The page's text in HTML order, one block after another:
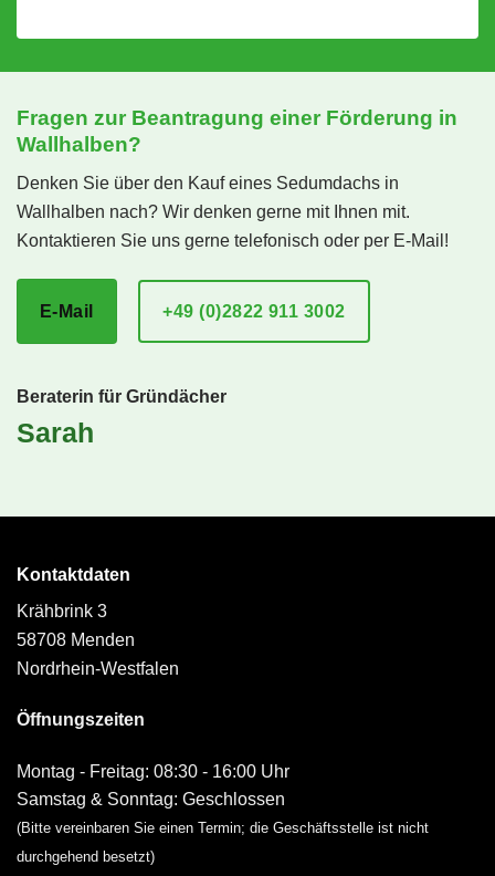
Fragen zur Beantragung einer Förderung in
Wallhalben?
Denken Sie über den Kauf eines Sedumdachs in
Wallhalben nach? Wir denken gerne mit Ihnen mit.
Kontaktieren Sie uns gerne telefonisch oder per E-Mail!
E-Mail +49 (0)2822 911 3002
Beraterin für Gründächer
Sarah
Kontaktdaten
Krähbrink 3
58708 Menden
Nordrhein-Westfalen
Öffnungszeiten
Montag - Freitag: 08:30 - 16:00 Uhr
Samstag & Sonntag: Geschlossen
(Bitte vereinbaren Sie einen Termin; die Geschäftsstelle ist nicht
durchgehend besetzt)